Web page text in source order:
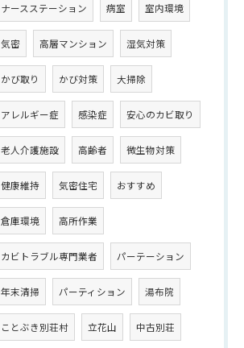
ナースステーション 病室 室内環境
気密 高層マンション 湿気対策
かび取り かび対策 大掃除
アレルギー症 感染症 安心のカビ取り
老人介護施設 高齢者 微生物対策
健康維持 気密住宅 おすすめ
倉庫環境 高所作業
カビトラブル専門業者 パーテーション
年末清掃 パーティション 湯布院
ことぶき別荘村 立花山 中古別荘